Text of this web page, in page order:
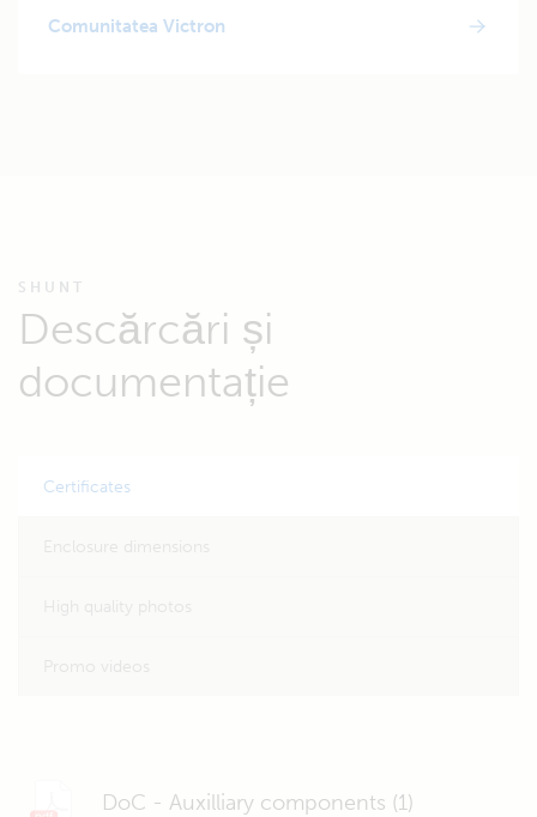
Comunitatea Victron
SHUNT
Descărcări și
documentație
Certificates
DoC - Auxilliary components (1)